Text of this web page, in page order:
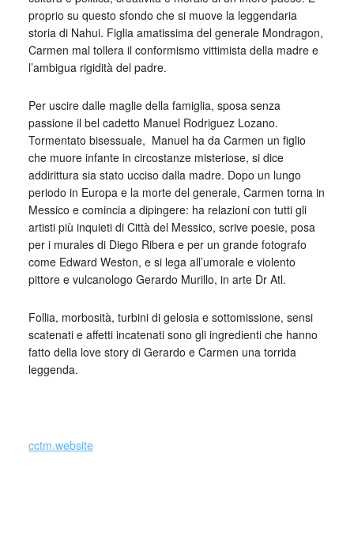
proprio su questo sfondo che si muove la leggendaria
storia di Nahui. Figlia amatissima del generale Mondragon,
Carmen mal tollera il conformismo vittimista della madre e
l’ambigua rigidità del padre.
Per uscire dalle maglie della famiglia, sposa senza
passione il bel cadetto Manuel Rodriguez Lozano.
Tormentato bisessuale, Manuel ha da Carmen un figlio
che muore infante in circostanze misteriose, si dice
addirittura sia stato ucciso dalla madre. Dopo un lungo
periodo in Europa e la morte del generale, Carmen torna in
Messico e comincia a dipingere: ha relazioni con tutti gli
artisti più inquieti di Città del Messico, scrive poesie, posa
per i murales di Diego Ribera e per un grande fotografo
come Edward Weston, e si lega all’umorale e violento
pittore e vulcanologo Gerardo Murillo, in arte Dr Atl.
Follia, morbosità, turbini di gelosia e sottomissione, sensi
scatenati e affetti incatenati sono gli ingredienti che hanno
fatto della love story di Gerardo e Carmen una torrida
leggenda.
cctm.website